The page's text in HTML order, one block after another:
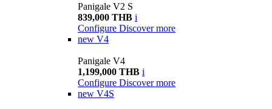
Panigale V2 S
839,000 THB i
Configure Discover more
new V4
Panigale V4
1,199,000 THB i
Configure Discover more
new V4S